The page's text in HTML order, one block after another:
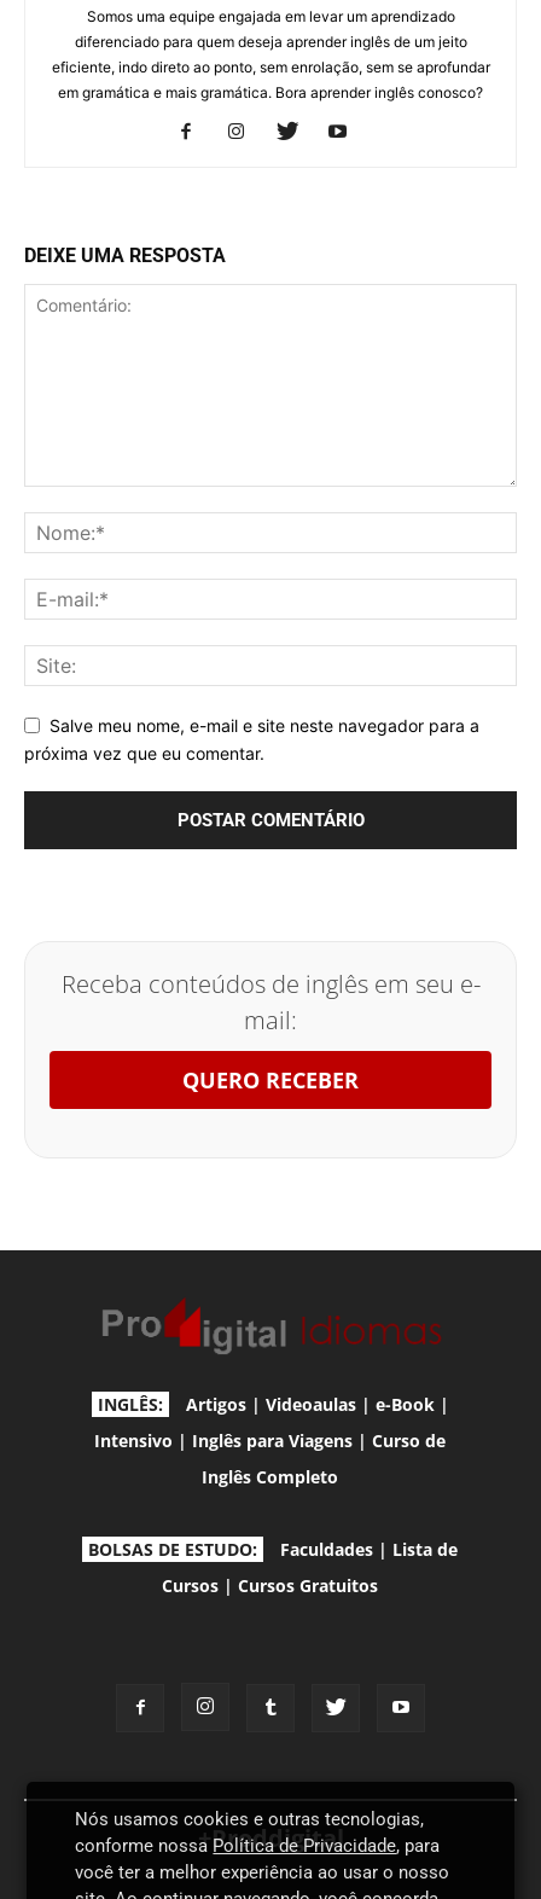
Somos uma equipe engajada em levar um aprendizado
diferenciado para quem deseja aprender inglês de um jeito
eficiente, indo direto ao ponto, sem enrolação, sem se aprofundar
em gramática e mais gramática. Bora aprender inglês conosco?
DEIXE UMA RESPOSTA
Salve meu nome, e-mail e site neste navegador para a
próxima vez que eu comentar.
Receba conteúdos de inglês em seu e-
mail:
QUERO RECEBER
INGLÊS: Artigos| Videoaulas| e-Book|
Intensivo | Inglês para Viagens |Curso de
Inglês Completo
BOLSAS DE ESTUDO: Faculdades | Lista de
Cursos |Cursos Gratuitos
+Proddigital
Nós usamos cookies e outras tecnologias,
conforme nossaPolítica de Privacidade, para
você ter a melhor experiência ao usar o nosso